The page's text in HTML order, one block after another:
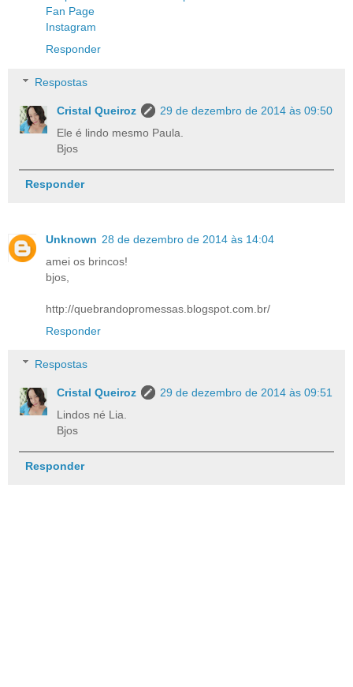
Fan Page
Instagram
Responder
Respostas
Cristal Queiroz
29 de dezembro de 2014 às 09:50
Ele é lindo mesmo Paula.
Bjos
Responder
Unknown 28 de dezembro de 2014 às 14:04
amei os brincos!
bjos,
http://quebrandopromessas.blogspot.com.br/
Responder
Respostas
Cristal Queiroz
29 de dezembro de 2014 às 09:51
Lindos né Lia.
Bjos
Responder